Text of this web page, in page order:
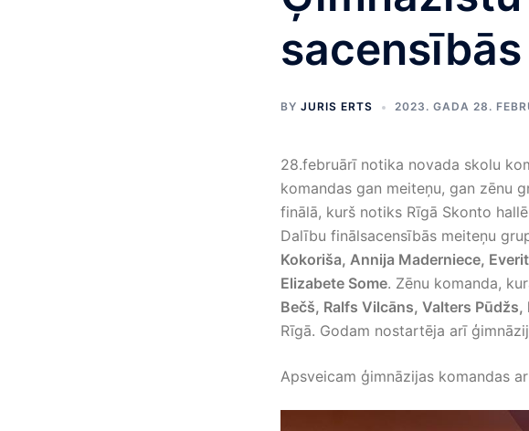
sacensībās
BY JURIS ERTS 2023. GADA 28.
28.februārī notika novada skolu
komandas gan meiteņu, gan zēnu
finālā, kurš notiks Rīgā Skonto
Dalību finālsacensībās meiteņu
Kokoriša, Annija Maderniece,
Elizabete Some. Zēnu komanda,
Bečš, Ralfs Vilcāns, Valters
Rīgā. Godam nostartēja arī
Apsveicam ģimnāzijas komandas